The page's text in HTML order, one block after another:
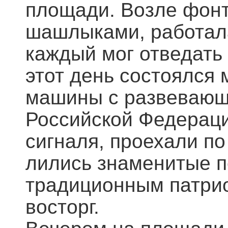
площади. Возле
шашлыками,
каждый мог
этот день
машины с
Российской
сигналя, проехали
лились знаменитые
традиционным
восторг.